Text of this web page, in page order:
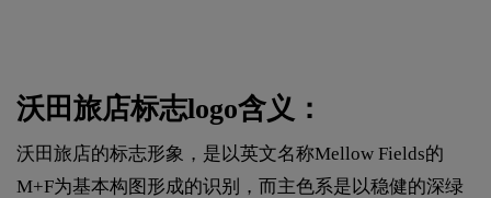
沃田旅店标志logo含义：
沃田旅店的标志形象，是以英文名称Mellow Fields的
M+F为基本构图形成的识别，而主色系是以稳健的深绿